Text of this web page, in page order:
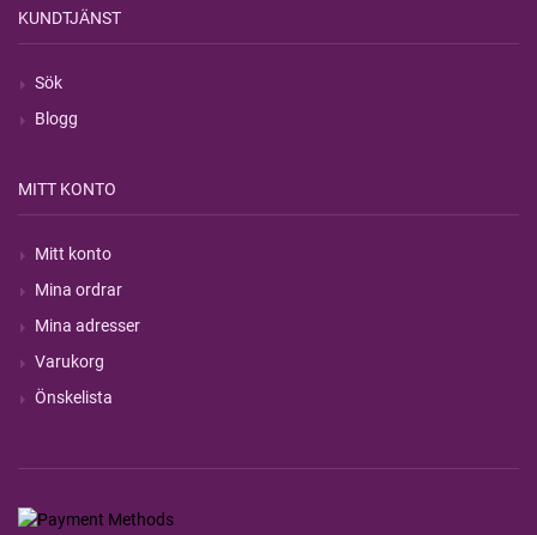
KUNDTJÄNST
Sök
Blogg
MITT KONTO
Mitt konto
Mina ordrar
Mina adresser
Varukorg
Önskelista